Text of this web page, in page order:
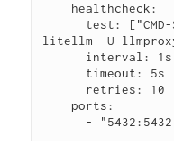
    healthcheck:
litellm -U
      interval: 1s
      timeout: 5s
      retries: 10
    ports:
-